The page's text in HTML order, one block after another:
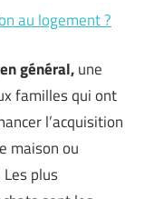
au logement ?
général,une
familles qui ont
l’acquisition
maison ou
plus